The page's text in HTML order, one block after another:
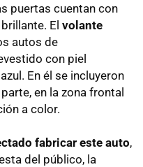
puertas cuentan con
El volante
autos de
con piel
En él se incluyeron
en la zona frontal
a color.
fabricar este auto,
del público, la